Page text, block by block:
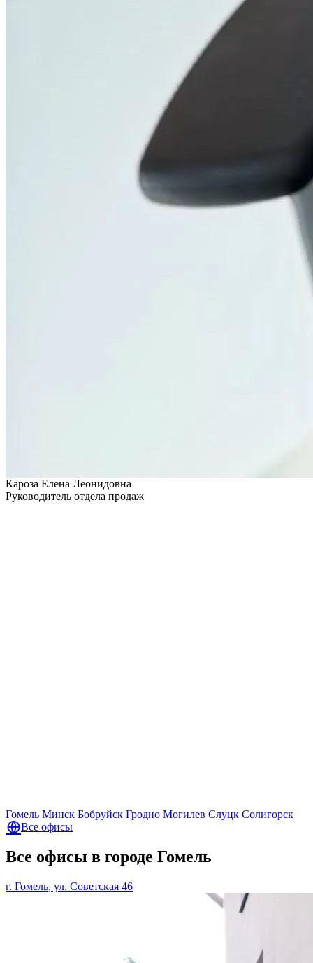
Кароза Елена Леонидовна
Руководитель отдела продаж
Гомель Минск Бобруйск Гродно Могилев Слуцк Солигорск
Все офисы
Все офисы в городе Гомель
г. Гомель, ул. Советская 46